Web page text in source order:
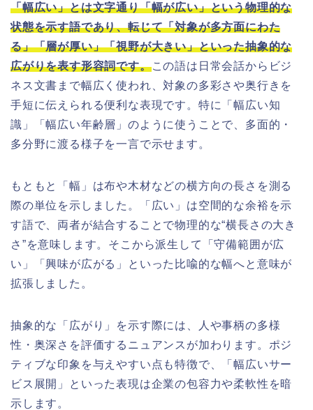
「幅広い」とは文字通り「幅が広い」という物理的な
状態を示す語であり、転じて「対象が多方面にわた
る」「層が厚い」「視野が大きい」といった抽象的な
広がりを表す形容詞です。この語は日常会話からビジ
ネス文書まで幅広く使われ、対象の多彩さや奥行きを
手短に伝えられる便利な表現です。特に「幅広い知
識」「幅広い年齢層」のように使うことで、多面的・
多分野に渡る様子を一言で示せます。
もともと「幅」は布や木材などの横方向の長さを測る
際の単位を示しました。「広い」は空間的な余裕を示
す語で、両者が結合することで物理的な“横長さの大き
さ”を意味します。そこから派生して「守備範囲が広
い」「興味が広がる」といった比喩的な幅へと意味が
拡張しました。
抽象的な「広がり」を示す際には、人や事柄の多様
性・奥深さを評価するニュアンスが加わります。ポジ
ティブな印象を与えやすい点も特徴で、「幅広いサー
ビス展開」といった表現は企業の包容力や柔軟性を暗
示します。